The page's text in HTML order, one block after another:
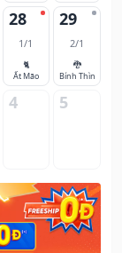
28
1/1
🐈
Ất Mão
29
2/1
🐉
Bính Thìn
4 5